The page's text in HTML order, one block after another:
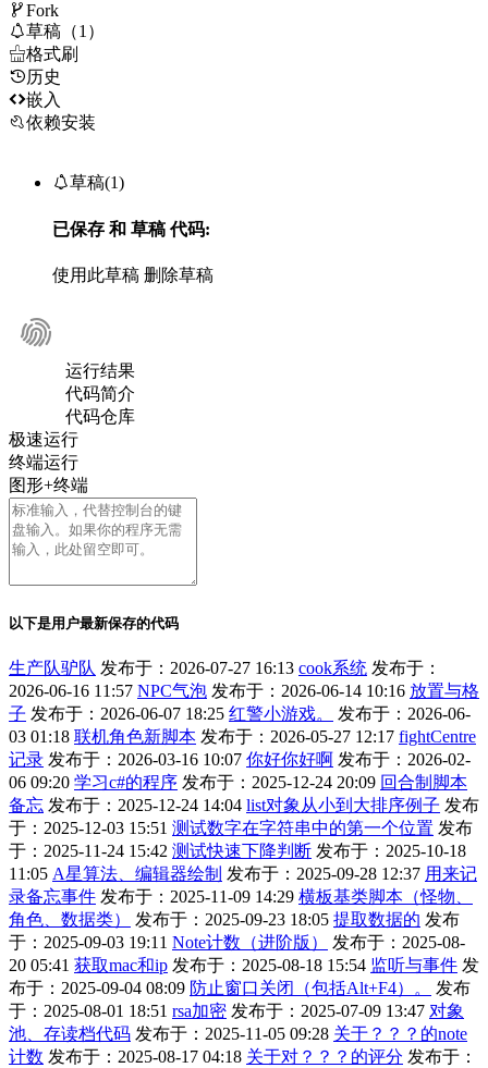
Fork
草稿（1）
格式刷
历史
嵌入
依赖安装
草稿(1)
已保存 和 草稿代码:
使用此草稿 删除草稿
运行结果
代码简介
代码仓库
极速运行
终端运行
图形+终端
以下是用户最新保存的代码
生产队驴队 发布于：2026-07-27 16:13 cook系统 发布于：
2026-06-16 11:57 NPC气泡 发布于：2026-06-14 10:16 放置与格
子 发布于：2026-06-07 18:25 红警小游戏。
发布于：2026-06-
03 01:18 联机角色新脚本 发布于：2026-05-27 12:17 fightCentre
记录 发布于：2026-03-16 10:07 你好你好啊 发布于：2026-02-
06 09:20 学习c#的程序 发布于：2025-12-24 20:09 回合制脚本
备忘 发布于：2025-12-24 14:04 list对象从小到大排序例子 发布
于：2025-12-03 15:51 测试数字在字符串中的第一个位置 发布
于：2025-11-24 15:42 测试快速下降判断 发布于：2025-10-18
11:05 A星算法、编辑器绘制 发布于：2025-09-28 12:37 用来记
录备忘事件 发布于：2025-11-09 14:29 横板基类脚本（怪物、
角色、数据类）
发布于：2025-09-23 18:05 提取数据的 发布
于：2025-09-03 19:11 Note计数（进阶版）
发布于：2025-08-
20 05:41 获取mac和ip 发布于：2025-08-18 15:54 监听与事件 发
布于：2025-09-04 08:09 防止窗口关闭（包括Alt+F4）。
发布
于：2025-08-01 18:51 rsa加密 发布于：2025-07-09 13:47 对象
池、存读档代码 发布于：2025-11-05 09:28 关于？？？的note
计数 发布于：2025-08-17 04:18 关于对？？？的评分 发布于：